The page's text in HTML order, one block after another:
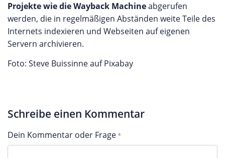
Projekte wie die Wayback Machineabgerufen
werden, die in regelmäßigen Abständen weite Teile des
Internets indexieren und Webseiten auf eigenen
Servern archivieren.
Foto: Steve Buissinne auf Pixabay
Schreibe einen Kommentar
Dein Kommentar oder Frage